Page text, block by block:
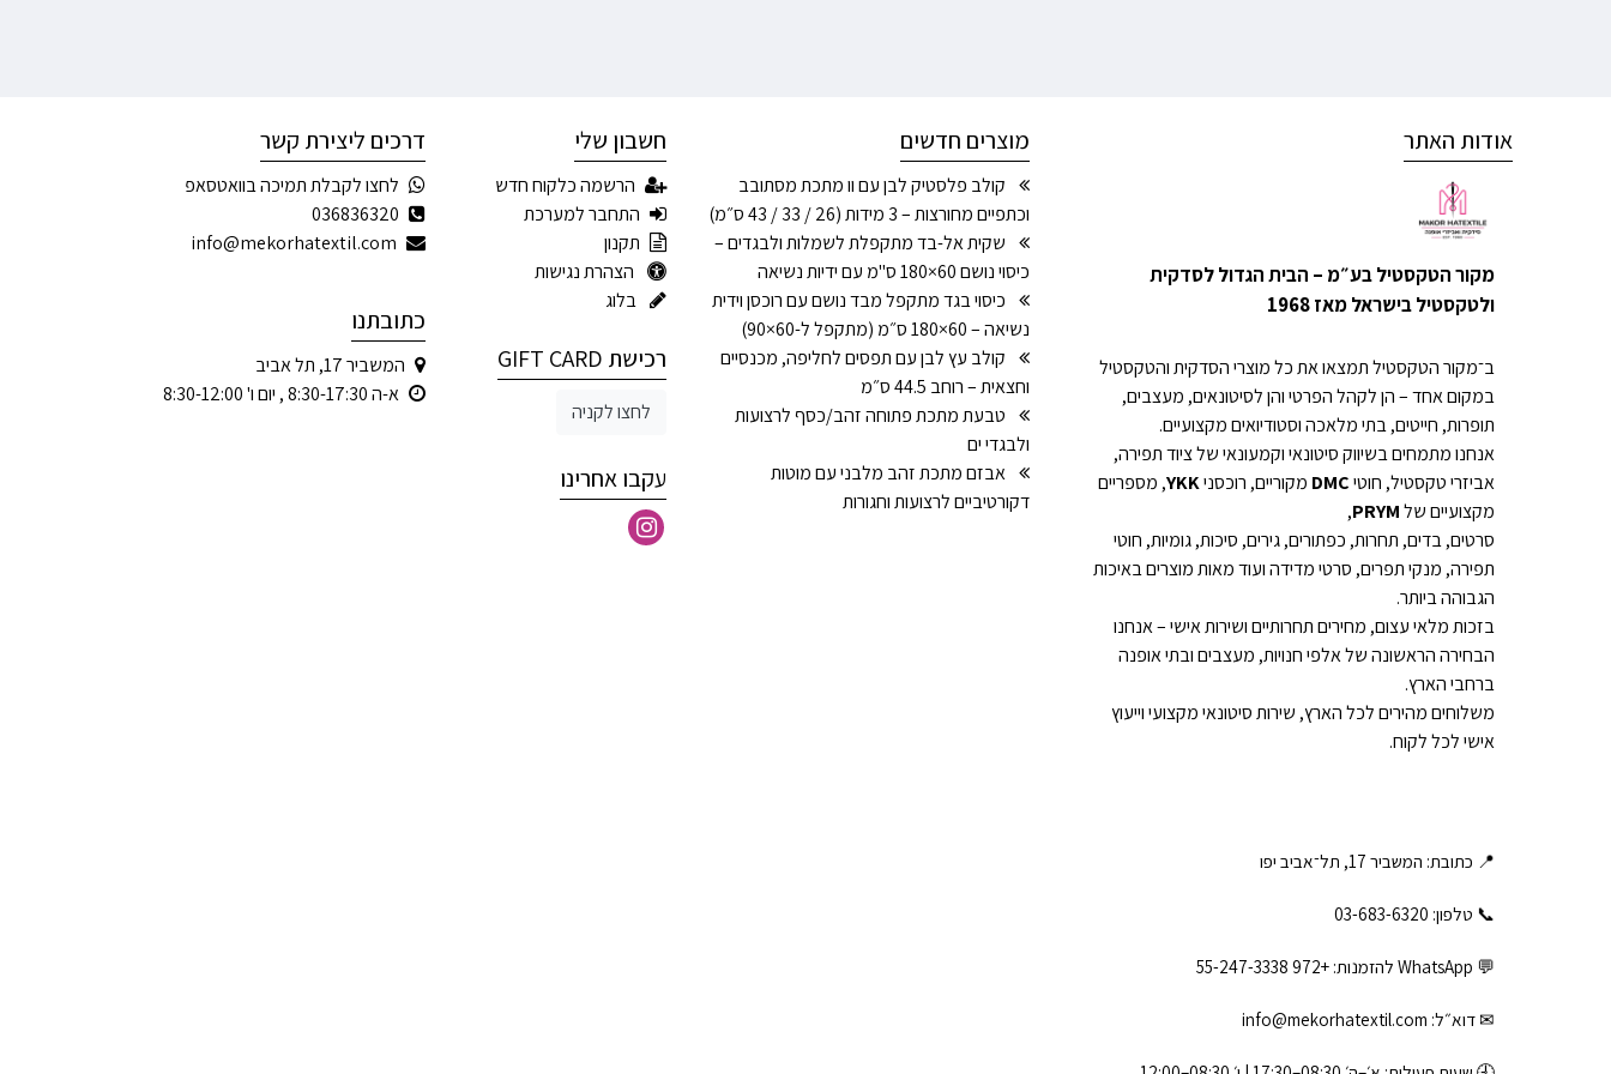
אודות האתר
מקור הטקסטיל בע״מ – הבית הגדול לסדקית
ולטקסטיל בישראל מאז 1968
ב־מקור הטקסטיל תמצאו את כל מוצרי הסדקית והטקסטיל
במקום אחד – הן לקהל הפרטי והן לסיטונאים, מעצבים,
תופרות, חייטים, בתי מלאכה וסטודיואים מקצועיים.
אנחנו מתמחים בשיווק סיטונאי וקמעונאי של ציוד תפירה,
אביזרי טקסטיל, חוטיDMC מקוריים, רוכסניYKK, מספריים
מקצועיים שלPRYM
,
סרטים, בדים, תחרות, כפתורים, גירים, סיכות, גומיות, חוטי
תפירה, מנקי תפרים, סרטי מדידה ועוד מאות מוצרים באיכות
הגבוהה ביותר.
בזכות מלאי עצום, מחירים תחרותיים ושירות אישי – אנחנו
הבחירה הראשונה של אלפי חנויות, מעצבים ובתי אופנה
ברחבי הארץ.
משלוחים מהירים לכל הארץ, שירות סיטונאי מקצועי וייעוץ
אישי לכל לקוח.
📍 כתובת: המשביר 17, תל־אביב יפו
📞 טלפון: ‎03-683-6320
💬 WhatsApp להזמנות: +972 55-247-3338
✉ דוא״ל: info@mekorhatextil.com
מוצרים חדשים
קולב פלסטיק לבן עם וו מתכת מסתובב
וכתפיים מחורצות – 3 מידות (26 / 33 / 43 ס״מ)
שקית אל-בד מתקפלת לשמלות ולבגדים –
כיסוי נושם 60×180 ס"מ עם ידיות נשיאה
כיסוי בגד מתקפל מבד נושם עם רוכסן וידית
נשיאה – 60×180 ס״מ (מתקפל ל-60×90)
קולב עץ לבן עם תפסים לחליפה, מכנסיים
וחצאית – רוחב 44.5 ס״מ
טבעת מתכת פתוחה זהב/כסף לרצועות
ולבגדי ים
אבזם מתכת זהב מלבני עם מוטות
דקורטיביים לרצועות וחגורות
חשבון שלי
הרשמה כלקוח חדש
התחבר למערכת
תקנון
הצהרת נגישות
בלוג
רכישת GIFT CARD
לחצו לקניה
עקבו אחרינו
דרכים ליצירת קשר
לחצו לקבלת תמיכה בוואטסאפ
036836320
info@mekorhatextil.com
כתובתנו
המשביר 17, תל אביב
א-ה 8:30-17:30 , יום ו' 8:30-12:00